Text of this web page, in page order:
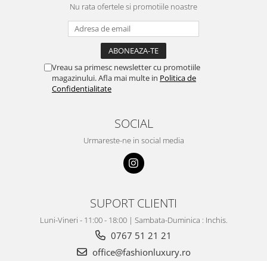
Nu rata ofertele si promotiile noastre
Vreau sa primesc newsletter cu promotiile
magazinului. Afla mai multe in Politica de
Confidentialitate
SOCIAL
Urmareste-ne in social media
SUPORT CLIENTI
Luni-Vineri - 11:00 - 18:00 | Sambata-Duminica : Inchis.
0767 51 21 21
office@fashionluxury.ro